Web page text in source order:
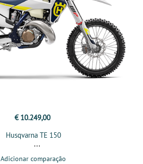
€ 10.249,00
Husqvarna TE 150
Adicionar comparação